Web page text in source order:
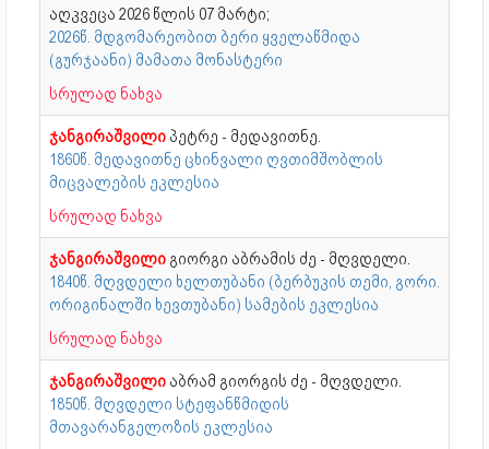
აღკვეცა 2026 წლის 07 მარტი;
2026წ. მდგომარეობით ბერი ყველაწმიდა
(გურჯაანი) მამათა მონასტერი
სრულად ნახვა
ჯანგირაშვილი პეტრე - მედავითნე.
1860წ. მედავითნე ცხინვალი ღვთიმშობლის
მიცვალების ეკლესია
სრულად ნახვა
ჯანგირაშვილი გიორგი აბრამის ძე - მღვდელი.
1840წ. მღვდელი ხელთუბანი (ბერბუკის თემი, გორი.
ორიგინალში ხევთუბანი) სამების ეკლესია
სრულად ნახვა
ჯანგირაშვილი აბრამ გიორგის ძე - მღვდელი.
1850წ. მღვდელი სტეფანწმიდის
მთავარანგელოზის ეკლესია